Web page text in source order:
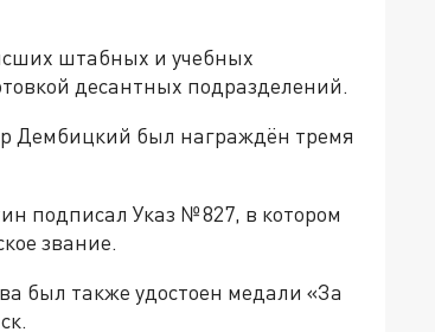
штабных и учебных
десантных подразделений.
Дембицкий был награждён тремя
подписал Указ № 827, в котором
звание.
был также удостоен медали «За